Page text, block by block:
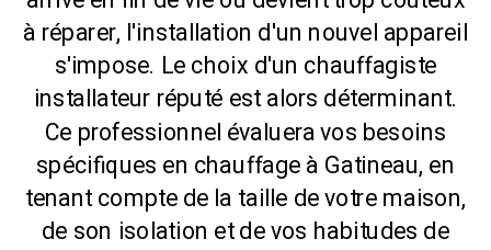
à réparer, l'installation d'un nouvel appareil
s'impose. Le choix d'un chauffagiste
installateur réputé est alors déterminant.
Ce professionnel évaluera vos besoins
spécifiques en chauffage à Gatineau, en
tenant compte de la taille de votre maison,
de son isolation et de vos habitudes de